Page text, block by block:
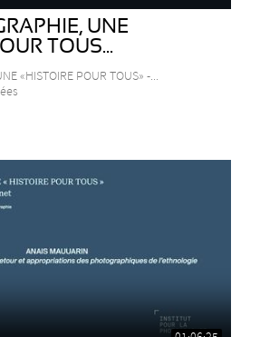
UNE
TOUS...
«HISTOIRE POUR TOUS» -...